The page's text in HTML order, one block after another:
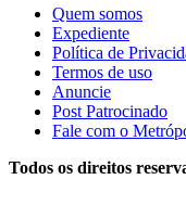
Quem somos
Expediente
Política de
Termos de uso
Anuncie
Post Patrocinado
Fale com o
Todos os direitos